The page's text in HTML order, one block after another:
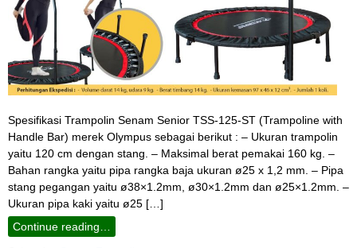
Spesifikasi Trampolin Senam Senior TSS-125-ST (Trampoline with
Handle Bar) merek Olympus sebagai berikut : – Ukuran trampolin
yaitu 120 cm dengan stang. – Maksimal berat pemakai 160 kg. –
Bahan rangka yaitu pipa rangka baja ukuran ø25 x 1,2 mm. – Pipa
stang pegangan yaitu ø38×1.2mm, ø30×1.2mm dan ø25×1.2mm. –
Ukuran pipa kaki yaitu ø25 […]
Continue reading…